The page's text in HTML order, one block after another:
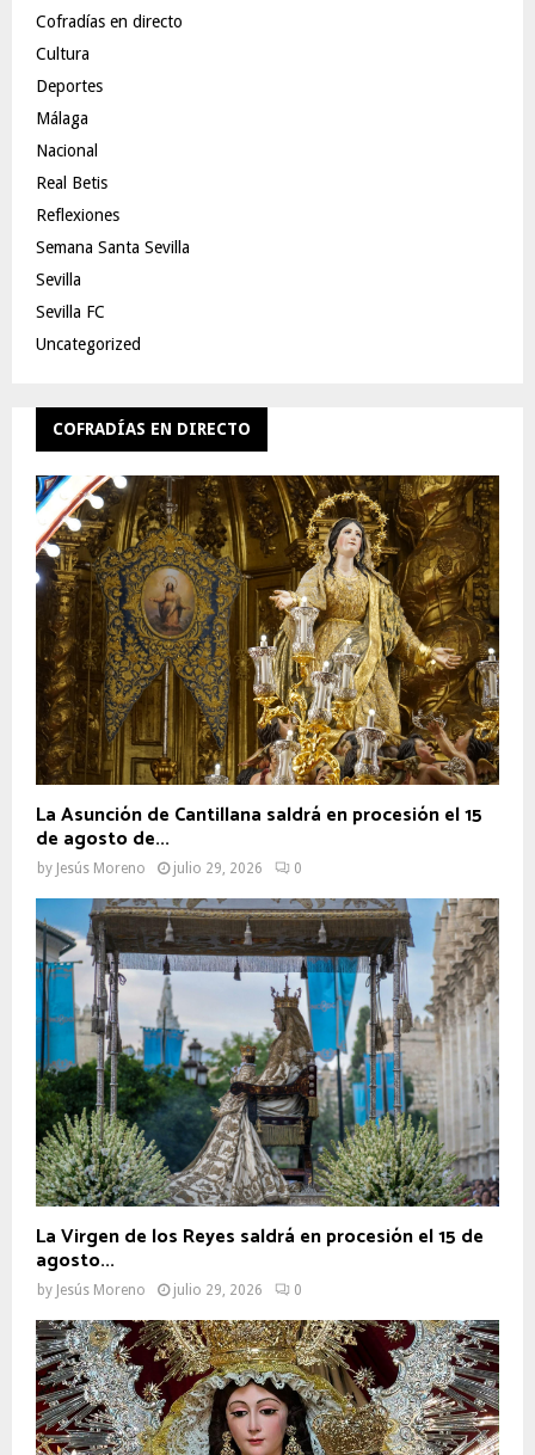
Cofradías en directo
Cultura
Deportes
Málaga
Nacional
Real Betis
Reflexiones
Semana Santa Sevilla
Sevilla
Sevilla FC
Uncategorized
COFRADÍAS EN DIRECTO
La Asunción de Cantillana saldrá en procesión el 15
de agosto de...
by Jesús Moreno julio 29, 2026 0
La Virgen de los Reyes saldrá en procesión el 15 de
agosto...
by Jesús Moreno julio 29, 2026 0